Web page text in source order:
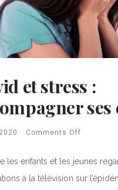
et stress :
ses
Comments Off
les enfants et les jeunes
à la télévision sur